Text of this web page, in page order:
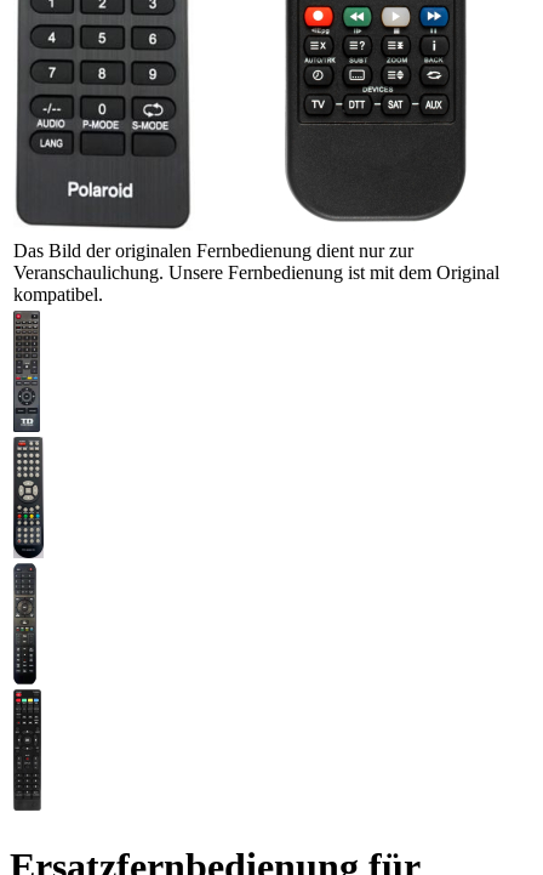
Das Bild der originalen Fernbedienung dient nur zur
Veranschaulichung. Unsere Fernbedienung ist mit dem Original
kompatibel.